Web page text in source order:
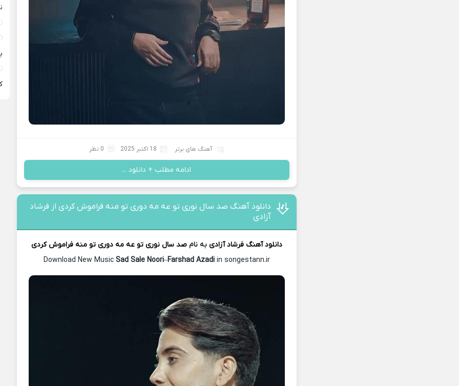
آهنگ های برتر 18 اکتبر 2025 0 نظر
ادامه مطلب + دانلود ...
دانلود آهنگ صد سال نوری تو عه مه دوری تو منه فراموش کردی از فرشاد
آزادی
دانلود آهنگ فرشاد آزادی به نامصد سال نوری تو عه مه دوری تو منه فراموش کردی
Download New Music Sad Sale Noori–Farshad Azadiin songestann.ir